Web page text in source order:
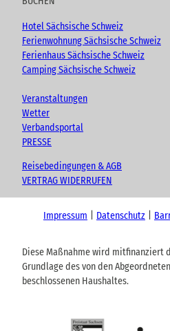
Hotel Sächsische Schweiz
Ferienwohnung Sächsische Schweiz
Ferienhaus Sächsische Schweiz
Camping Sächsische Schweiz
Veranstaltungen
Wetter
Verbandsportal
PRESSE
Reisebedingungen & AGB
VERTRAG WIDERRUFEN
Impressum Datenschutz
Diese Maßnahme wird mitfinanziert
Grundlage des von den
beschlossenen Haushaltes.